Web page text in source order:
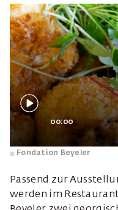
00:00
Fondation Beyeler
Passend zur
werden im